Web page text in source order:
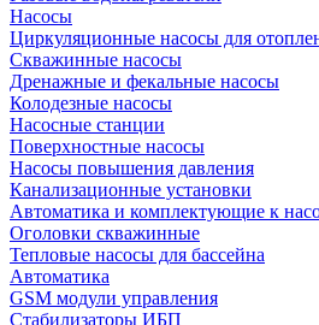
Насосы
Циркуляционные насосы для
Скважинные насосы
Дренажные и фекальные насосы
Колодезные насосы
Насосные станции
Поверхностные насосы
Насосы повышения давления
Канализационные установки
Автоматика и комплектующие к
Оголовки скважинные
Тепловые насосы для бассейна
Автоматика
GSM модули управления
Стабилизаторы ИБП